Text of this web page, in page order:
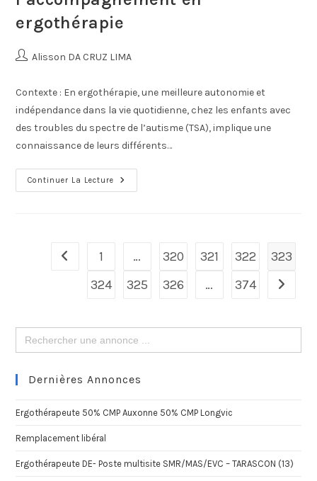
ergothérapie
Alisson DA CRUZ LIMA
Contexte : En ergothérapie, une meilleure autonomie et
indépendance dans la vie quotidienne, chez les enfants avec
des troubles du spectre de l’autisme (TSA), implique une
connaissance de leurs différents…
Continuer La Lecture
1 … 320 321 322
323
324
325 326 … 374
Search
for:
Dernières Annonces
Ergothérapeute 50% CMP Auxonne 50% CMP Longvic
Remplacement libéral
Ergothérapeute DE- Poste multisite SMR/MAS/EVC – TARASCON (13)